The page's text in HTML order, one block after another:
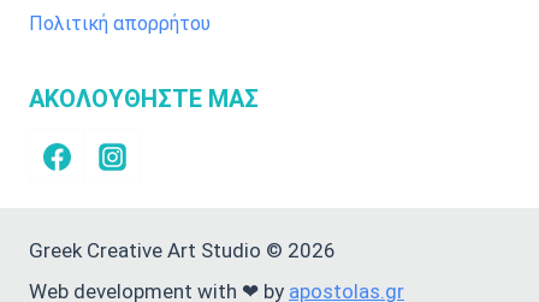
Πολιτική απορρήτου
ΑΚΟΛΟΥΘΗΣΤΕ ΜΑΣ
Greek Creative Art Studio © 2026
Web development with ❤ by apostolas.gr